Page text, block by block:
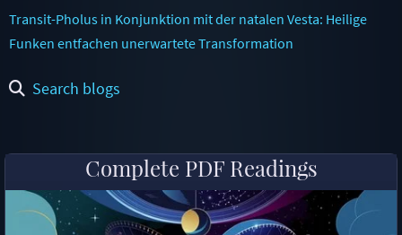
Transit-Pholus in Konjunktion mit der natalen Vesta: Heilige
Funken entfachen unerwartete Transformation
Search blogs
Complete PDF Readings